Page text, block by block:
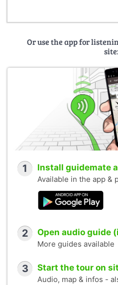
Or use the app for
site:
1 Install guidemate
Available in the app &
2 Open audio guide
More guides available
3 Start the tour on
Audio, map & infos -